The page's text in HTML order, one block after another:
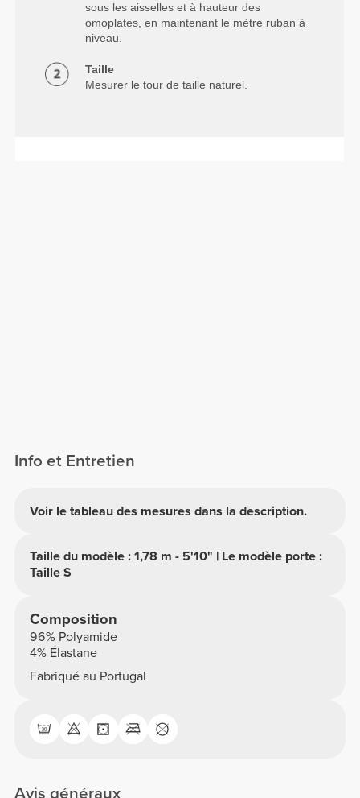
sous les aisselles et à hauteur des
omoplates, en maintenant le mètre ruban à
niveau.
Taille
Mesurer le tour de taille naturel.
Info et Entretien
Voir le tableau des mesures dans la description.
Taille du modèle : 1,78 m - 5'10" | Le modèle porte :
Taille S
Composition
96% Polyamide
4% Élastane
Fabriqué au Portugal
Avis généraux